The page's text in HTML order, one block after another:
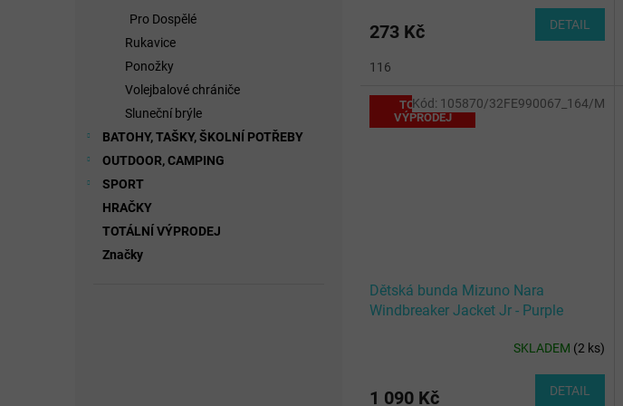
Pro Dospělé
Rukavice
Ponožky
Volejbalové chrániče
Sluneční brýle
BATOHY, TAŠKY, ŠKOLNÍ POTŘEBY
OUTDOOR, CAMPING
SPORT
HRAČKY
TOTÁLNÍ VÝPRODEJ
Značky
273 Kč DETAIL
116
TOTÁLNÍ
VÝPRODEJ
Dětská bunda Mizuno Nara
Windbreaker Jacket Jr - Purple
SKLADEM (2 ks)
1 090 Kč DETAIL
Kód: 105870/32FE990067_164/M